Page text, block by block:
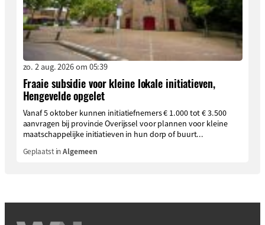
zo. 2 aug. 2026 om 05:39
Fraaie subsidie voor kleine lokale initiatieven,
Hengevelde opgelet
Vanaf 5 oktober kunnen initiatiefnemers € 1.000 tot € 3.500
aanvragen bij provincie Overijssel voor plannen voor kleine
maatschappelijke initiatieven in hun dorp of buurt...
Geplaatst inAlgemeen